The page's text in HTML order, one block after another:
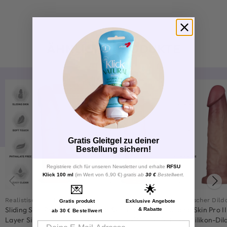
ÄHNLICHE PRODUKTE
-25%
Realistischer Dildo
Sliding Skin Pro II Dual
Layer Silikon Dildo 20
Realistischer Dildo
Sliding Skin Pro II Dual-
Layer Silikon-Dildo 21,5
Realistischer
Sliding Skin Pro
Layer Silikon-
Gratis Gleitgel zu deiner
Bestellung sichern!
Registriere dich für unseren Newsletter und erhalte RFSU
Klick 100 ml (im Wert von 6,90 €) gratis ab 30 € Bestellwert.
💌
Gratis produkt
ab 30 € Bestellwert
🌟
Exklusive Angebote
& Rabatte
Email